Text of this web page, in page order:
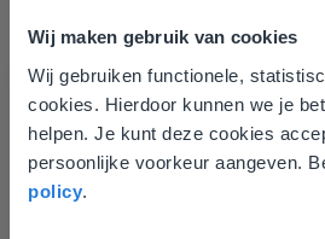
Wij maken gebruik van cookies
Wij gebruiken functionele,
cookies. Hierdoor kunnen we je
helpen. Je kunt deze cookies
persoonlijke voorkeur aangeven.
policy
Les
Groep 8, Blok 9,
Deze website komt
overeen met je
Gezien je locatie, denken we
liever naar de website voor